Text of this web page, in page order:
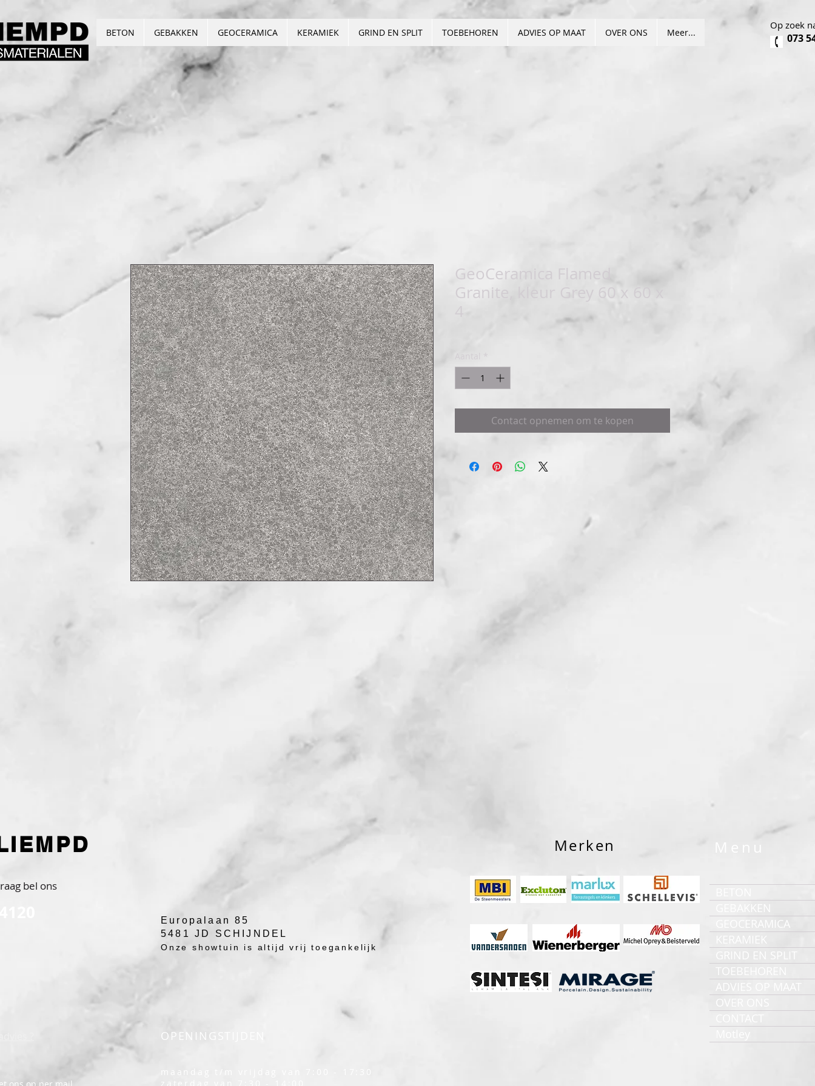
BETON GEBAKKEN GEOCERAMICA KERAMIEK GRIND EN SPLIT TOEBEHOREN ADVIES OP MAAT OVER ONS Meer...
Op zoek
073
GeoCeramica Flamed
Granite, kleur Grey 60 x 60 x
*
Contact opnemen om te kopen
bel ons
Merken Menu
Europalaan 85
5481 JD SCHIJNDEL
Onze showtuin is altijd vrij toegankelijk
OPENINGSTIJDEN
GEOCERAMICA
GRIND EN SPLIT
TOEBEHOREN
ADVIES OP MAAT
OVER ONS
maandag t/m vrijdag van 7:00 - 17:30